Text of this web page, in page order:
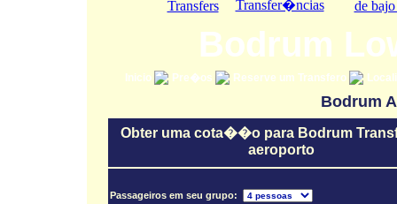
Bodrum
Inicio Pre�os Reserve um Transfero
Bodrum
Obter uma cota��o para Bodrum
aeroporto
Passageiros em seu grupo: